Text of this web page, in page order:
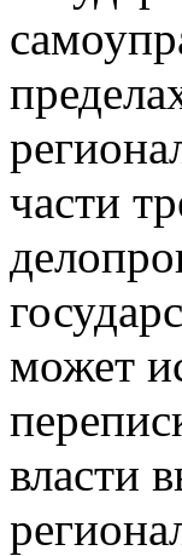
части
может
власти